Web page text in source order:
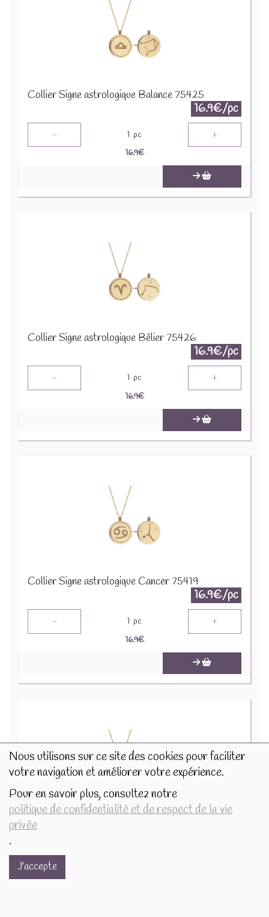
Nous utilisons sur ce site des cookies pour faciliter
votre navigation et améliorer votre expérience.
Pour en savoir plus, consultez notre
politique de confidentialité et de respect de la vie
privée
.
J'accepte
Collier Signe astrologique Balance 75425
16.9€/pc
- 1 pc +
16.9€
Collier Signe astrologique Bélier 75426
16.9€/pc
- 1 pc +
16.9€
Collier Signe astrologique Cancer 75419
16.9€/pc
- 1 pc +
16.9€
Collier Signe astrologique Capricorne 75428
-